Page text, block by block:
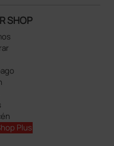
SHOP
Plus